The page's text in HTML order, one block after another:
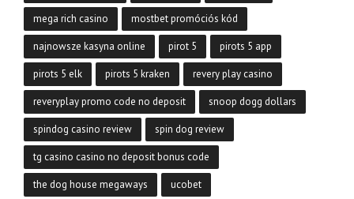
mega rich casino mostbet promóciós kód
najnowsze kasyna online pirot 5 pirots 5 app
pirots 5 elk pirots 5 kraken revery play casino
reveryplay promo code no deposit snoop dogg dollars
spindog casino review spin dog review
tg casino casino no deposit bonus code
the dog house megaways ucobet